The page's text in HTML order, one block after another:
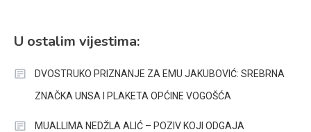
U ostalim vijestima:
DVOSTRUKO PRIZNANJE ZA EMU JAKUBOVIĆ: SREBRNA
ZNAČKA UNSA I PLAKETA OPĆINE VOGOŠĆA
MUALLIMA NEDŽLA ALIĆ – POZIV KOJI ODGAJA